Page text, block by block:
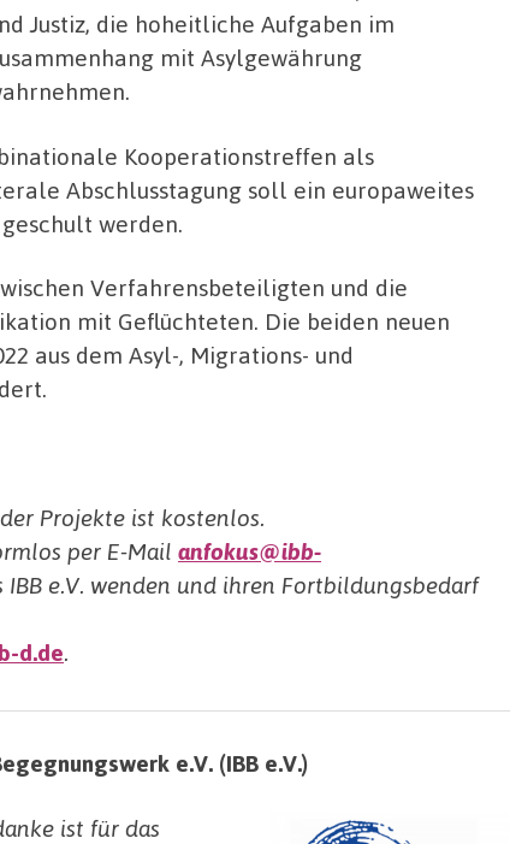
Justiz, die hoheitliche Aufgaben im
mit Asylgewährung
Kooperationstreffen als
Abschlusstagung soll ein europaweites
werden.
Verfahrensbeteiligten und die
mit Geflüchteten. Die beiden neuen
aus dem Asyl-, Migrations- und
Projekte ist kostenlos.
per E-Mailanfokus@ibb-
IBB e.V. wenden und ihren Fortbildungsbedarf
d.de.
e.V. (IBB e.V.)
ist für das